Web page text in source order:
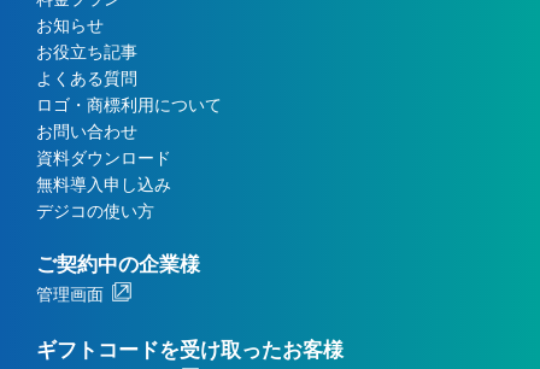
お知らせ
お役立ち記事
よくある質問
ロゴ・商標利用について
お問い合わせ
資料ダウンロード
無料導入申し込み
デジコの使い方
ご契約中の企業様
管理画面
ギフトコードを受け取ったお客様